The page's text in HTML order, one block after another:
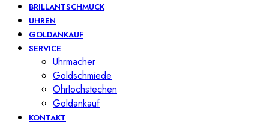
BRILLANTSCHMUCK
UHREN
GOLDANKAUF
SERVICE
Uhrmacher
Goldschmiede
Ohrlochstechen
Goldankauf
KONTAKT